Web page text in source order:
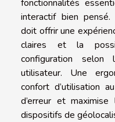
fonctionnalités
interactif bien pensé.
doit offrir une
claires et la
configuration selon
utilisateur. Une
confort d’utilisation
d’erreur et
dispositifs de